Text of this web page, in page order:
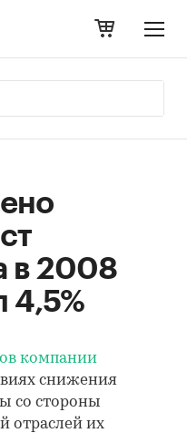
в 2008
4,5%
компании
снижения
со стороны
отраслей их